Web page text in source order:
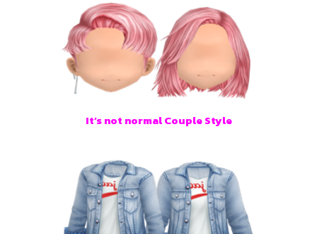
It’s not normal Couple Style